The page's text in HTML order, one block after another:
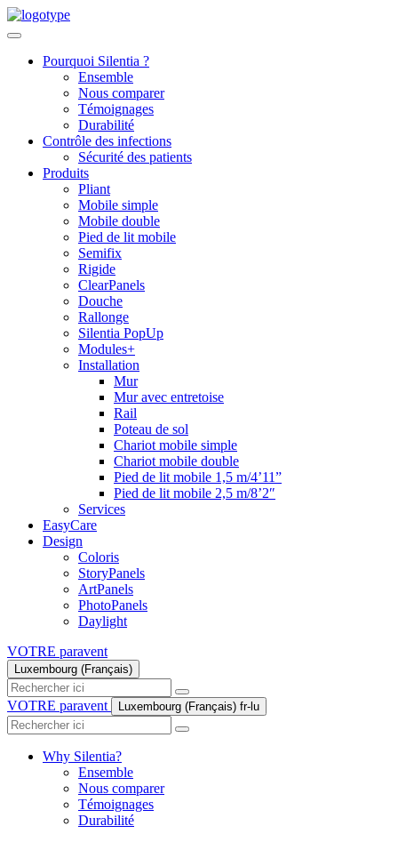
Skip
to
Pourquoi Silentia ?
Ensemble
Nous comparer
Témoignages
Durabilité
Contrôle des infections
Sécurité des patients
Produits
Pliant
Mobile simple
Mobile double
Pied de lit mobile
Semifix
Rigide
ClearPanels
Douche
Rallonge
Silentia PopUp
Modules+
Installation
Mur
Mur avec entretoise
Rail
Poteau de sol
Chariot mobile simple
Chariot mobile double
Pied de lit mobile 1,5 m/4’11”
Pied de lit mobile 2,5 m/8’2″
Services
EasyCare
Design
Coloris
StoryPanels
ArtPanels
PhotoPanels
Daylight
VOTRE paravent
Luxembourg (Français)
Search
here
VOTRE paravent Luxembourg (Français) fr-lu
Search
here
Why Silentia?
Ensemble
Nous comparer
Témoignages
Durabilité